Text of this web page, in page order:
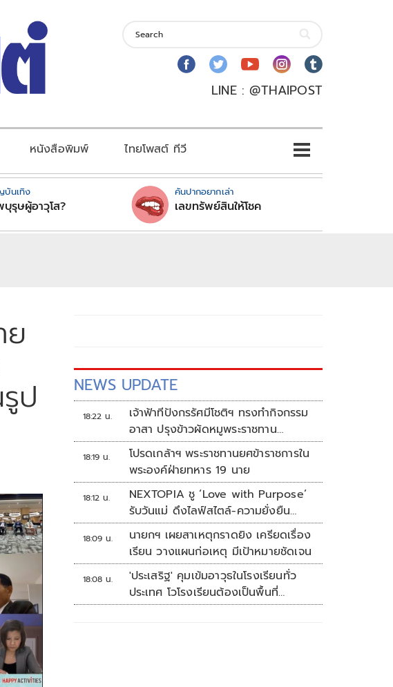
LINE : @THAIPOST
หนังสือพิมพ์ ไทยโพสต์ ทีวี
บันเทิง
รุษผู้อาวุโส?
คันปากอยากเล่า
เลขทรัพย์สินให้โชค
ป NEWS UPDATE
18:22 น.
เจ้าฟ้าทีปังกรรัศมีโชติฯ ทรงทำกิจกรรม
อาสา ปรุงข้าวผัดหมูพระราชทาน
ประชาชน
18:19 น.
โปรดเกล้าฯ พระราชทานยศข้าราชการใน
พระองค์ฝ่ายทหาร 19 นาย
18:12 น.
NEXTOPIA ชู ‘Love with Purpose’
รับวันแม่ ดึงไลฟ์สไตล์-ความยั่งยืน
สร้างประสบการณ์ช้อปปิงมีความหมาย
18:09 น.
นายกฯ เผยสาเหตุกราดยิง เครียดเรื่อง
เรียน วางแผนก่อเหตุ มีเป้าหมายชัดเจน
18:08 น.
'ประเสริฐ' คุมเข้มอาวุธในโรงเรียนทั่ว
ประเทศ โวโรงเรียนต้องเป็นพื้นที่
ปลอดภัย